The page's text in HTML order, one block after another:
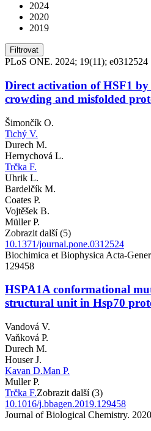
2024
2020
2019
Filtrovat
PLoS ONE. 2024; 19(11); e0312524
Direct activation of HSF1
crowding and misfolded
Šimončík O.
Tichý V.
Durech M.
Hernychová L.
Trčka F.
Uhrik L.
Bardelčík M.
Coates P.
Vojtěšek B.
Müller P.
Zobrazit další (5)
10.1371/journal.pone.0312524
Biochimica et Biophysica Acta-
129458
HSPA1A conformational
structural unit in Hsp70
Vandová V.
Vaňková P.
Durech M.
Houser J.
Kavan D.Man P.
Muller P.
Trčka F.Zobrazit další (3)
10.1016/j.bbagen.2019.129458
Journal of Biological Chemistry.